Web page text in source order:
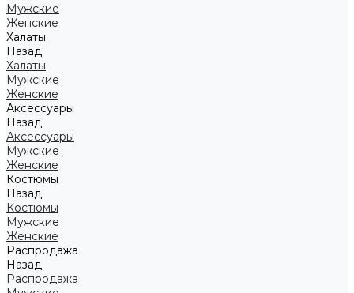
Мужские
Женские
Халаты
Назад
Халаты
Мужские
Женские
Аксессуары
Назад
Аксессуары
Мужские
Женские
Костюмы
Назад
Костюмы
Мужские
Женские
Распродажа
Назад
Распродажа